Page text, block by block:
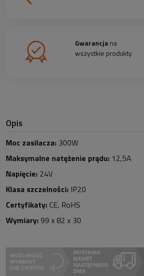
Gwarancjana
wszystkie produkty
Opis
Moc zasilacza: 300W
Maksymalne natężenie prądu: 12,5A
Napięcie: 24V
Klasa szczelności: IP20
Certyfikaty: CE, RoHS
Wymiary: 99 x 82 x 30